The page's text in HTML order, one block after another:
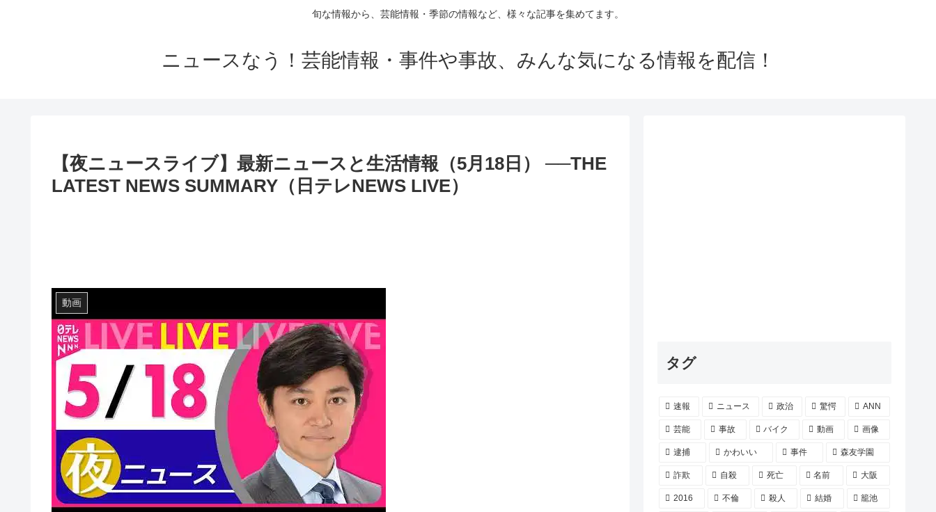
旬な情報から、芸能情報・季節の情報など、様々な記事を集めてます。
ニュースなう！芸能情報・事件や事故、みんな気になる情報を配信！
【夜ニュースライブ】最新ニュースと生活情報（5月18日） ──THE
LATEST NEWS SUMMARY（日テレNEWS LIVE）
動画
タグ
速報 ニュース 政治 驚愕 ANN
芸能 事故 バイク 動画 画像
逮捕 かわいい 事件 森友学園
詐欺 自殺 死亡 名前 大阪
2016 不倫 殺人 結婚 籠池